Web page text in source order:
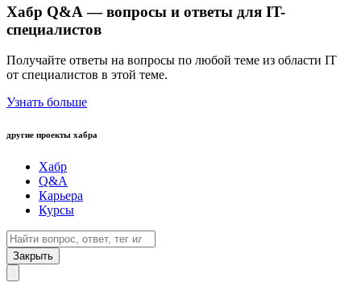
Хабр Q&A — вопросы и ответы для IT-
специалистов
Получайте ответы на вопросы по любой теме из области IT
от специалистов в этой теме.
Узнать больше
другие проекты хабра
Хабр
Q&A
Карьера
Курсы
Закрыть